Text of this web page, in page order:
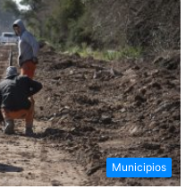
Municipios